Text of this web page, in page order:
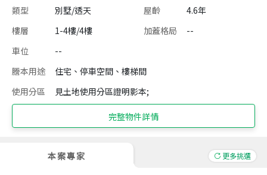
類型 別墅/透天 屋齡
4.6年
樓層
1-4樓/4樓 加蓋格局
--
車位
--
謄本用途
住宅、停車空間、樓梯間
使用分區
見土地使用分區證明影本;
完整物件詳情
本案專家 更多挑選